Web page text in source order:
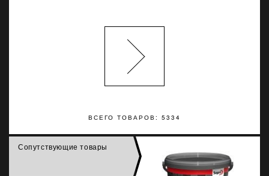
ВСЕГО ТОВАРОВ: 5334
Сопутствующие товары